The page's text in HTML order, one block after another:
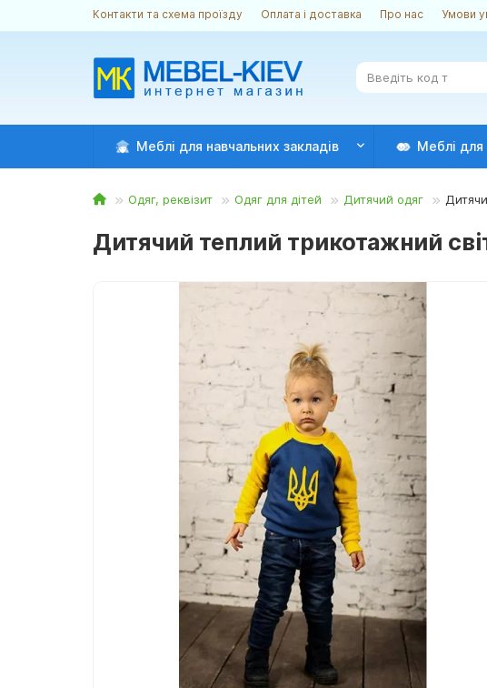
Контакти та схема проїзду Оплата і доставка Про нас Умови
Меблі для навчальних закладів Меблі для
Одяг, реквізит Одяг для дітей Дитячий одяг
Дитячий теплий трикотажний